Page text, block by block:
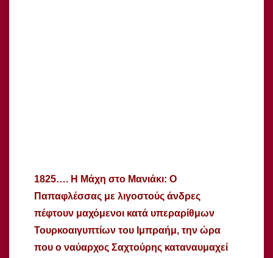
1825…. Η Μάχη στο Μανιάκι: Ο
Παπαφλέσσας με λιγοστούς άνδρες
πέφτουν μαχόμενοι κατά υπεραρίθμων
Τουρκοαιγυπτίων του Ιμπραήμ, την ώρα
που ο ναύαρχος Σαχτούρης καταναυμαχεί